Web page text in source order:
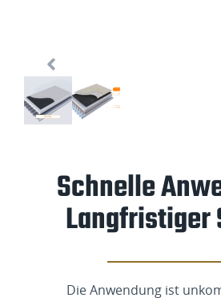
Schnelle
Langfristiger
Die Anwendung ist